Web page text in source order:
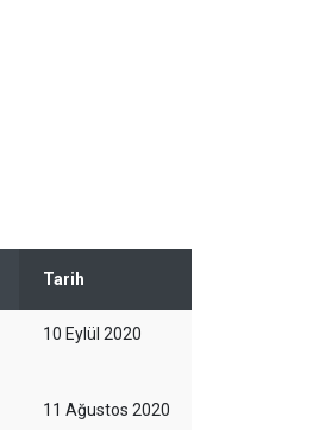
Tarih
10 Eylül 2020
11 Ağustos 2020